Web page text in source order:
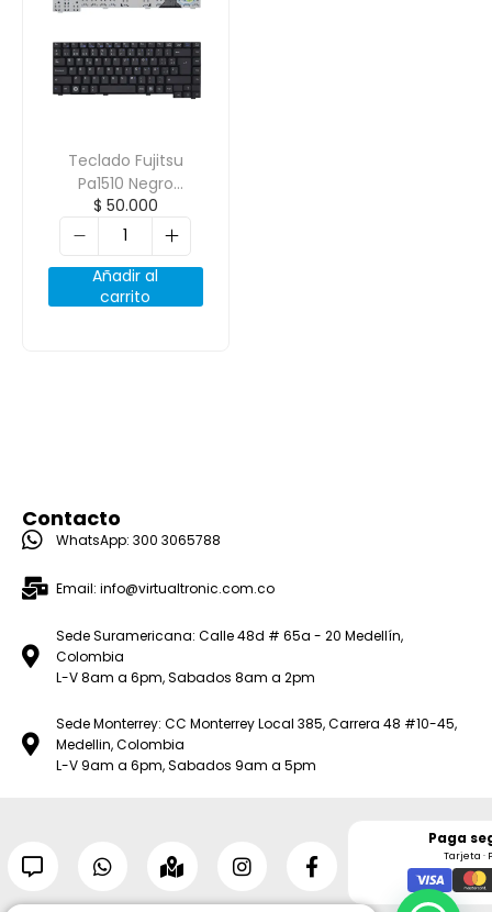
Teclado Fujitsu
Pa1510 Negro
Español OEM
$ 50.000
Añadir al
carrito
Contacto
WhatsApp: 300 3065788
Email: info@virtualtronic.com.co
Sede Suramericana: Calle 48d # 65a - 20 Medellín,
Colombia
L-V 8am a 6pm, Sabados 8am a 2pm
Sede Monterrey: CC Monterrey Local 385, Carrera 48 #10-45,
Medellin, Colombia
L-V 9am a 6pm, Sabados 9am a 5pm
Paga
Tarjeta ·